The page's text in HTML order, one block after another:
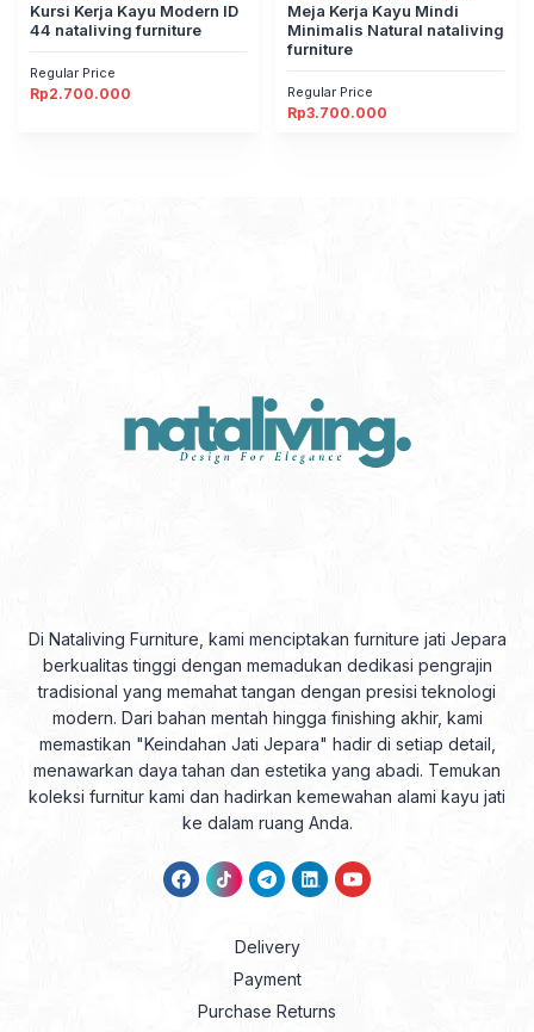
Kursi Kerja Kayu Modern ID
44 nataliving furniture
Regular Price
Rp2.700.000
Meja Kerja Kayu Mindi
Minimalis Natural nataliving
furniture
Regular Price
Rp3.700.000
Di Nataliving Furniture, kami menciptakan furniture jati Jepara
berkualitas tinggi dengan memadukan dedikasi pengrajin
tradisional yang memahat tangan dengan presisi teknologi
modern. Dari bahan mentah hingga finishing akhir, kami
memastikan "Keindahan Jati Jepara" hadir di setiap detail,
menawarkan daya tahan dan estetika yang abadi. Temukan
koleksi furnitur kami dan hadirkan kemewahan alami kayu jati
ke dalam ruang Anda.
Delivery
Payment
Purchase Returns